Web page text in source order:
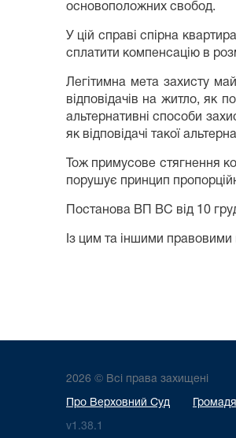
основоположних свобод.
У цій справі спірна
сплатити компенсацію в
Легітимна мета захисту
відповідачів на житло, як
альтернативні способи
як відповідачі такої
Тож примусове стягнення
порушує принцип
Постанова ВП ВС від 10
Із цим та іншими
2026 © Всі права захищені
Про Верховний Суд
v1.38.1